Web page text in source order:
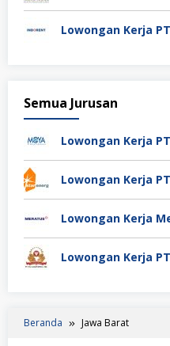
Lowongan Kerja
Semua Jurusan
Lowongan Kerja
Lowongan Kerja
Lowongan Kerja
Beranda Jawa Barat